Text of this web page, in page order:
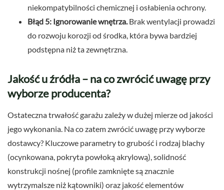
niekompatybilności chemicznej i osłabienia ochrony.
Błąd 5: Ignorowanie wnętrza. Brak wentylacji prowadzi
do rozwoju korozji od środka, która bywa bardziej
podstępna niż ta zewnętrzna.
Jakość u źródła – na co zwrócić uwagę przy
wyborze producenta?
Ostateczna trwałość garażu zależy w dużej mierze od jakości
jego wykonania. Na co zatem zwrócić uwagę przy wyborze
dostawcy? Kluczowe parametry to grubość i rodzaj blachy
(ocynkowana, pokryta powłoką akrylową), solidność
konstrukcji nośnej (profile zamknięte są znacznie
wytrzymalsze niż kątowniki) oraz jakość elementów